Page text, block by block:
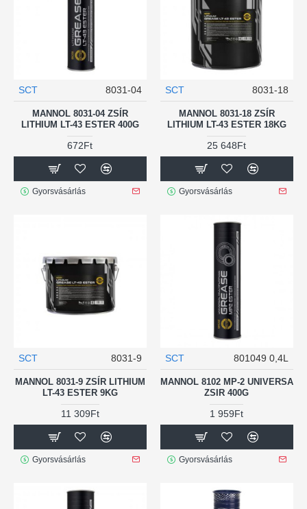
SCT 8031-04
MANNOL 8031-04 ZSÍR
LITHIUM LT-43 ESTER 400G
672Ft
Gyorsvásárlás
SCT 8031-18
MANNOL 8031-18 ZSÍR
LITHIUM LT-43 ESTER 18KG
25 648Ft
Gyorsvásárlás
SCT 8031-9
MANNOL 8031-9 ZSÍR LITHIUM
LT-43 ESTER 9KG
11 309Ft
Gyorsvásárlás
SCT 801049 0,4L
MANNOL 8102 MP-2 UNIVERSA
ZSIR 400G
1 959Ft
Gyorsvásárlás